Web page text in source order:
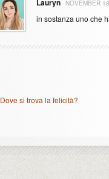
Lauryn NOVEMBER
in sostanza uno che
Dove si trova la felicità?